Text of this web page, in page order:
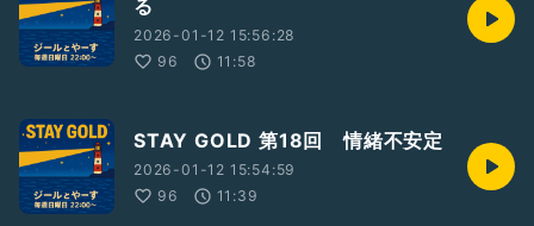
る
2026-01-12 15:56:28
96
11:58
STAY GOLD 第18回 情緒不安定
2026-01-12 15:54:59
96
11:39